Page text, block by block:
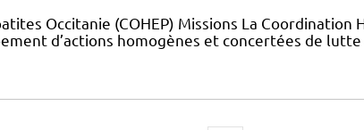
Occitanie (COHEP) Missions La Coordination
d’actions homogènes et concertées de